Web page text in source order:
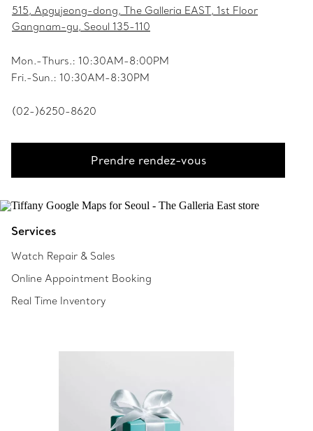
515, Apgujeong-dong, The Galleria EAST, 1st Floor
Gangnam-gu, Seoul 135-110
Mon.-Thurs.: 10:30AM-8:00PM
Fri.-Sun.: 10:30AM-8:30PM
(02-)6250-8620
Prendre rendez-vous
Services
Watch Repair & Sales
Online Appointment Booking
Real Time Inventory